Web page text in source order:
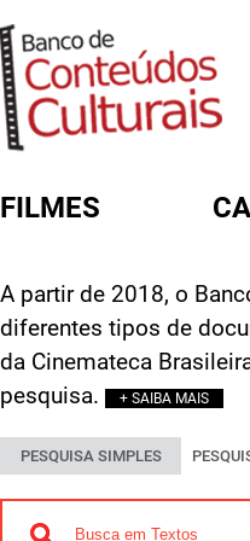
FILMES
A partir de 2018, o
diferentes tipos de
da Cinemateca
pesquisa.
+ SAIBA MAIS
PESQUISA SIMPLES